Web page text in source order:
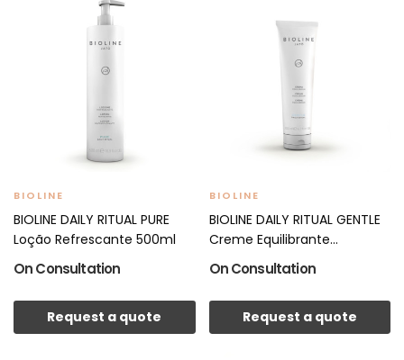
BIOLINE
BIOLINE DAILY RITUAL PURE
Loção Refrescante 500ml
On Consultation
Request a quote
BIOLINE
BIOLINE DAILY RITUAL GENTLE
Creme Equilibrante...
On Consultation
Request a quote